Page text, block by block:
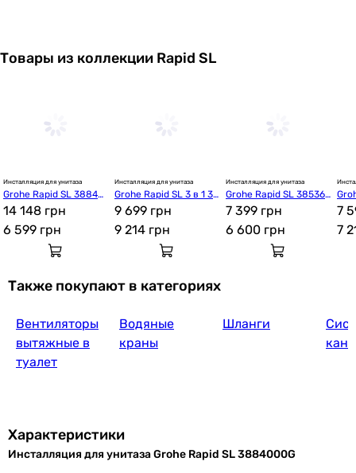
Товары из коллекции Rapid SL
Инсталляция для унитаза
Grohe Rapid SL 38840
000
14 148 грн
6 599 грн
Инсталляция для унитаза
Grohe Rapid SL 3 в 1 38
84966Q (3884966KO53
3536)
9 699 грн
9 214 грн
Инсталляция для унитаза
Grohe Rapid SL 38536
001
7 399 грн
6 600 грн
7
7
Также покупают в категориях
Вентиляторы
вытяжные в
туалет
Водяные
краны
Шланги
Характеристики
Инсталляция для унитаза Grohe Rapid SL 3884000G